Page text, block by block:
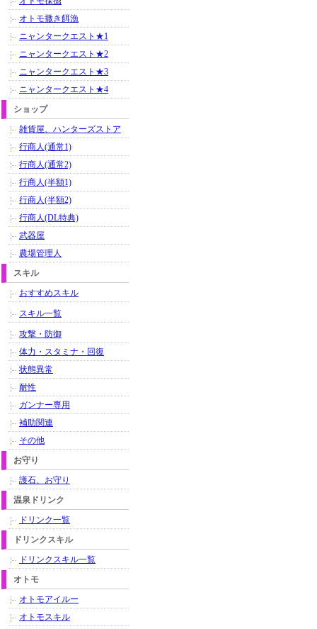
オトモ撒き餌漁
ニャンタークエスト★1
ニャンタークエスト★2
ニャンタークエスト★3
ニャンタークエスト★4
ショップ
雑貨屋、ハンターズストア
行商人(通常1)
行商人(通常2)
行商人(半額1)
行商人(半額2)
行商人(DL特典)
武器屋
農場管理人
スキル
おすすめスキル
スキル一覧
攻撃・防御
体力・スタミナ・回復
状態異常
耐性
ガンナー専用
補助関連
その他
お守り
護石、お守り
温泉ドリンク
ドリンク一覧
ドリンクスキル
ドリンクスキル一覧
オトモ
オトモアイルー
オトモスキル